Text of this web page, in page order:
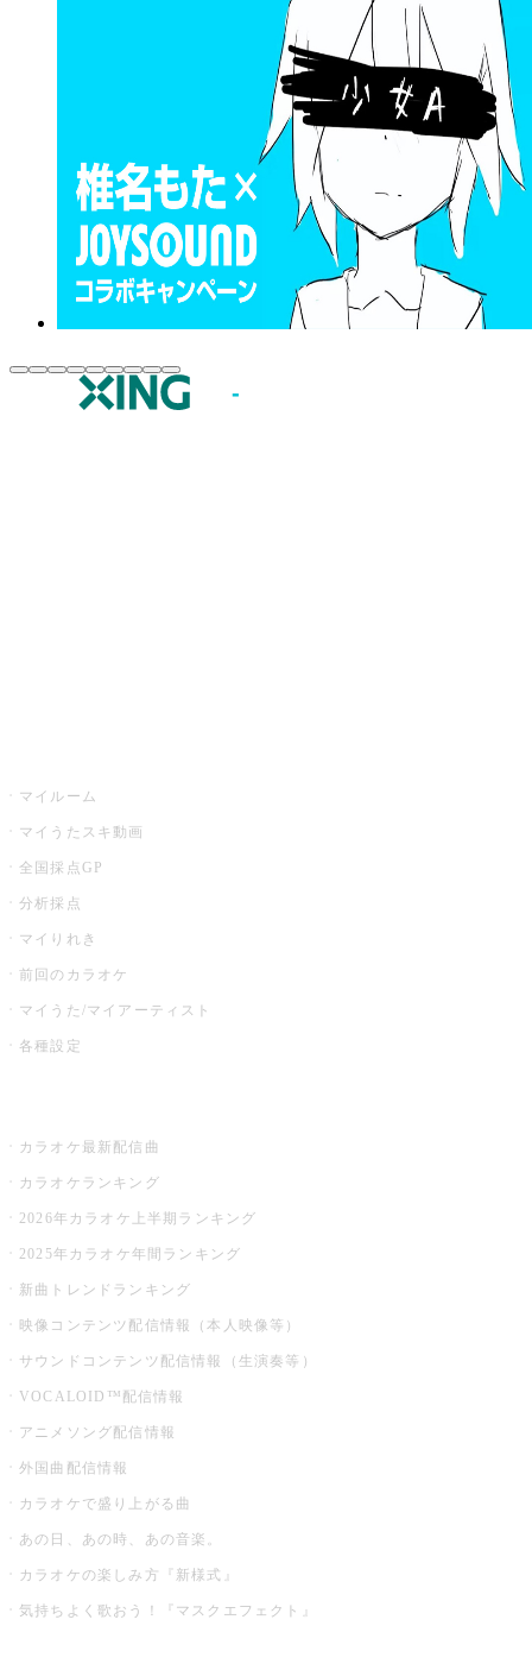
マイルーム
マイうたスキ動画
全国採点GP
分析採点
マイりれき
前回のカラオケ
マイうた/マイアーティスト
各種設定
カラオケ最新配信曲
カラオケランキング
2026年カラオケ上半期ランキング
2025年カラオケ年間ランキング
新曲トレンドランキング
映像コンテンツ配信情報（本人映像等）
サウンドコンテンツ配信情報（生演奏等）
VOCALOID™配信情報
アニメソング配信情報
外国曲配信情報
カラオケで盛り上がる曲
あの日、あの時、あの音楽。
カラオケの楽しみ方『新様式』
気持ちよく歌おう！『マスクエフェクト』